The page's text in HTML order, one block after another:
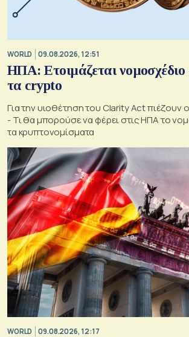
WORLD 09.08.2026, 12:51
ΗΠΑ: Ετοιμάζεται νομοσχέδιο
τα crypto
Για την υιοθέτηση του Clarity Act πιέζουν
- Τι θα μπορούσε να φέρει στις ΗΠΑ το
τα κρυπτονομίσματα
WORLD 09.08.2026, 12:17